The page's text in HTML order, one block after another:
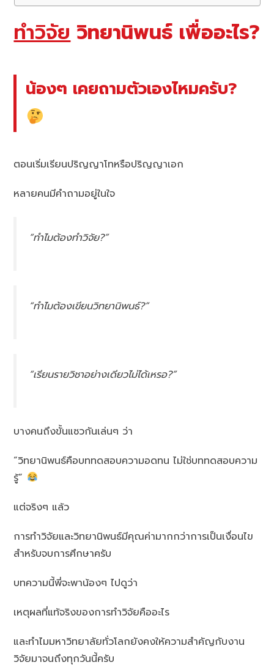
ทำวิจัยวิทยานิพนธ์ เพื่ออะไร?
น้องๆ เคยถามตัวเองไหมครับ?
ตอนเริ่มเรียนปริญญาโทหรือปริญญาเอก
หลายคนมีคำถามอยู่ในใจ
“ทำไมต้องทำวิจัย?”
“ทำไมต้องเขียนวิทยานิพนธ์?”
“เรียนรายวิชาอย่างเดียวไม่ได้เหรอ?”
บางคนถึงขั้นแซวกันเล่นๆ ว่า
“วิทยานิพนธ์คือบททดสอบความอดทน ไม่ใช่บททดสอบความ
รู้”
แต่จริงๆ แล้ว
การทำวิจัยและวิทยานิพนธ์มีคุณค่ามากกว่าการเป็นเงื่อนไข
สำหรับจบการศึกษาครับ
บทความนี้พี่จะพาน้องๆ ไปดูว่า
เหตุผลที่แท้จริงของการทำวิจัยคืออะไร
และทำไมมหาวิทยาลัยทั่วโลกยังคงให้ความสำคัญกับงาน
วิจัยมาจนถึงทุกวันนี้ครับ